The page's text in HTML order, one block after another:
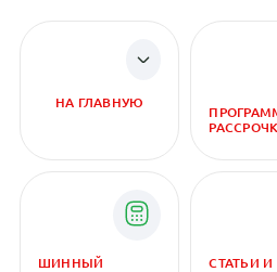
НА ГЛАВНУЮ
ШИННЫЙ
СТАТЬИ И